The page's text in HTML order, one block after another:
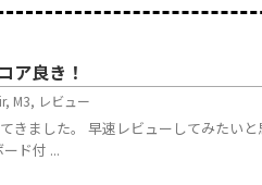
ア良き！
, M3, レビュー
きました。 早速レビューしてみたいと
ド付 ...